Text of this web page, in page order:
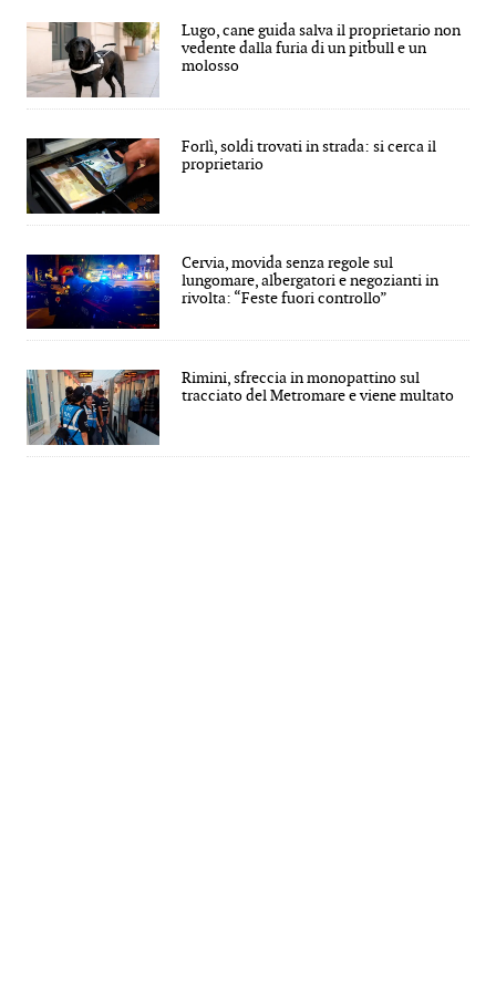
Lugo, cane guida salva il proprietario non
vedente dalla furia di un pitbull e un
molosso
Forlì, soldi trovati in strada: si cerca il
proprietario
Cervia, movida senza regole sul
lungomare, albergatori e negozianti in
rivolta: “Feste fuori controllo”
Rimini, sfreccia in monopattino sul
tracciato del Metromare e viene multato